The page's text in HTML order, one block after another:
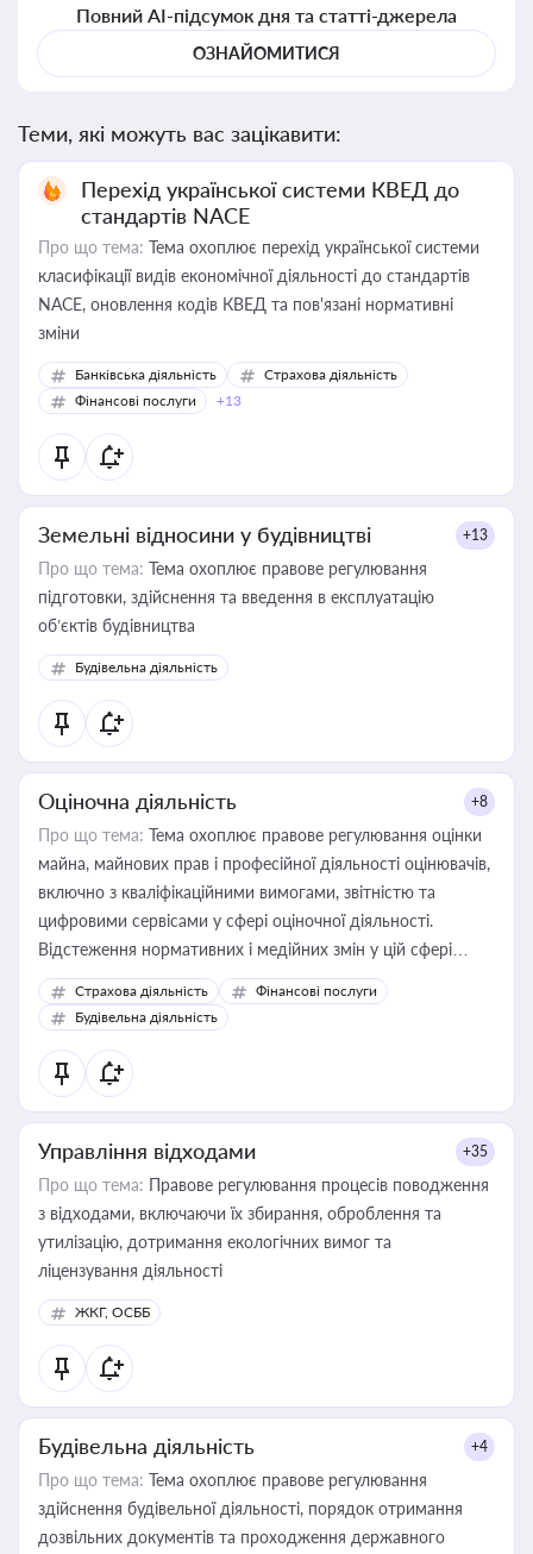
Повний AI-підсумок дня та статті-джерела
ОЗНАЙОМИТИСЯ
Теми, які можуть вас зацікавити:
Перехід української системи КВЕД до
стандартів NACE
Про що тема: Тема охоплює перехід української системи
класифікації видів економічної діяльності до стандартів
NACE, оновлення кодів КВЕД та пов'язані нормативні
зміни
Банківська діяльність
Страхова діяльність
Фінансові послуги
+13
Земельні відносини у будівництві +13
Про що тема: Тема охоплює правове регулювання
підготовки, здійснення та введення в експлуатацію
об’єктів будівництва
Будівельна діяльність
Оціночна діяльність +8
Про що тема: Тема охоплює правове регулювання оцінки
майна, майнових прав і професійної діяльності оцінювачів,
включно з кваліфікаційними вимогами, звітністю та
цифровими сервісами у сфері оціночної діяльності.
Відстеження нормативних і медійних змін у цій сфері
корисне для власника бізнесу, керівника, юриста або
бухгалтера під час оподаткування, приватизації, оренди
державного майна, корпоративних угод і перевірки
статусу суб'єктів оціночної діяльності
Страхова діяльність
Фінансові послуги
Будівельна діяльність
Управління відходами +35
Про що тема: Правове регулювання процесів поводження
з відходами, включаючи їх збирання, оброблення та
утилізацію, дотримання екологічних вимог та
ліцензування діяльності
ЖКГ, ОСББ
Будівельна діяльність +4
Про що тема: Тема охоплює правове регулювання
здійснення будівельної діяльності, порядок отримання
дозвільних документів та проходження державного